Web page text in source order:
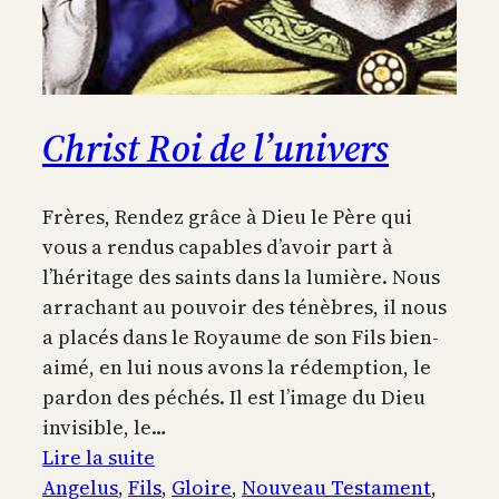
Christ Roi de l’univers
Frères, Rendez grâce à Dieu le Père qui
vous a rendus capables d’avoir part à
l’héritage des saints dans la lumière. Nous
arrachant au pouvoir des ténèbres, il nous
a placés dans le Royaume de son Fils bien-
aimé, en lui nous avons la rédemption, le
pardon des péchés. Il est l’image du Dieu
invisible, le…
Lire la suite
Christ
Angelus, Fils, Gloire, Nouveau Testament